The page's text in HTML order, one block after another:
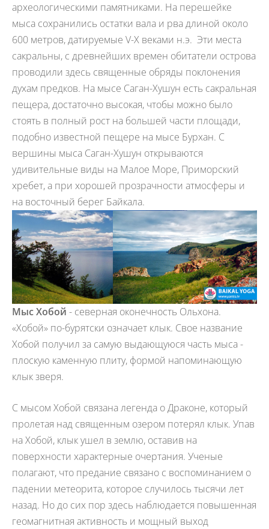
археологическими памятниками. На перешейке
мыса сохранились остатки вала и рва длиной около
600 метров, датируемые V-X веками н.э. Эти места
сакральны, с древнейших времен обитатели острова
проводили здесь священные обряды поклонения
духам предков. На мысе Саган-Хушун есть сакральная
пещера, достаточно высокая, чтобы можно было
стоять в полный рост на большей части площади,
подобно известной пещере на мысе Бурхан. С
вершины мыса Саган-Хушун открываются
удивительные виды на Малое Море, Приморский
хребет, а при хорошей прозрачности атмосферы и
на восточный берег Байкала.
Мыс Хобой - северная оконечность Ольхона.
«Хобой» по-бурятски означает клык. Свое название
Хобой получил за самую выдающуюся часть мыса -
плоскую каменную плиту, формой напоминающую
клык зверя.
С мысом Хобой связана легенда о Драконе, который
пролетая над священным озером потерял клык. Упав
на Хобой, клык ушел в землю, оставив на
поверхности характерные очертания. Ученые
полагают, что предание связано с воспоминанием о
падении метеорита, которое случилось тысячи лет
назад. Но до сих пор здесь наблюдается повышенная
геомагнитная активность и мощный выход